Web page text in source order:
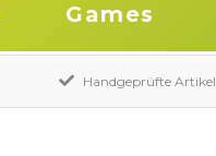
Games
Handgeprüfte Artikel